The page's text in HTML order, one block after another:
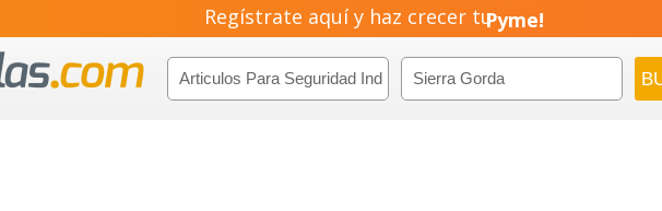
Regístrate aquí y haz crecer tuNegocio!
Pyme!
Emprendimiento!